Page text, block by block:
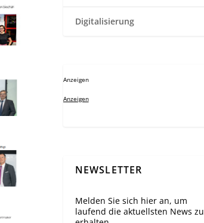
Digitalisierung
Anzeigen
Anzeigen
NEWSLETTER
Melden Sie sich hier an, um
laufend die aktuellsten News zu